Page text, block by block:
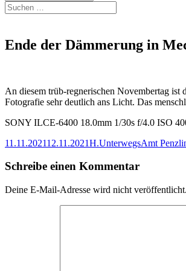
Suchen
nach:
Ende der Dämmerung in
An diesem trüb-regnerischen Novembertag
Fotografie sehr deutlich ans Licht. Das
SONY ILCE-6400 18.0mm 1/30s f/4.0 ISO
Veröffentlicht
11.11.202112.11.2021Autor
H.Kategorien
UnterwegsAmt
Schreibe einen Kommentar
Deine E-Mail-Adresse wird nicht veröffentlicht.